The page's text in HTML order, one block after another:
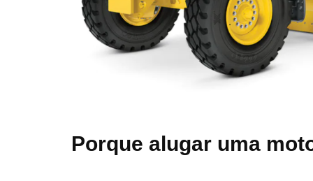
Porque alugar uma